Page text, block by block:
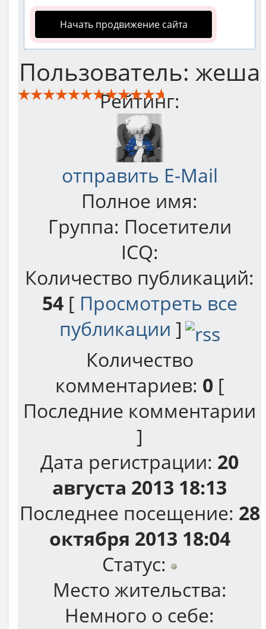
Начать продвижение сайта
Пользователь: жеша
Рейтинг:
отправить E-Mail
Полное имя:
Группа: Посетители
ICQ:
Количество публикаций:
54[ Просмотреть все
публикации ]
Количество
комментариев: 0 [
Последние комментарии
]
Дата регистрации: 20
августа 2013 18:13
Последнее посещение: 28
октября 2013 18:04
Статус:
Место жительства:
Немного о себе: